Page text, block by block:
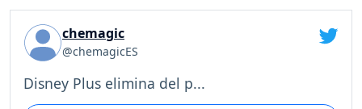
chemagic
@chemagicES
Disney Plus elimina del p...